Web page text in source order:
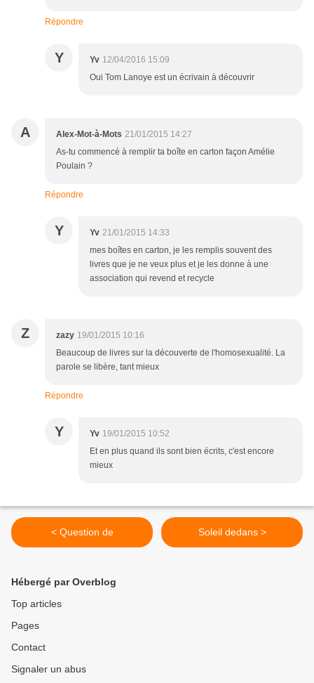
Répondre
Y Yv 12/04/2016 15:09
Oui Tom Lanoye est un écrivain à découvrir
A Alex-Mot-à-Mots 21/01/2015 14:27
As-tu commencé à remplir ta boîte en carton façon Amélie
Poulain ?
Répondre
Y Yv 21/01/2015 14:33
mes boîtes en carton, je les remplis souvent des
livres que je ne veux plus et je les donne à une
association qui revend et recycle
Z zazy 19/01/2015 10:16
Beaucoup de livres sur la découverte de l'homosexualité. La
parole se libère, tant mieux
Répondre
Y Yv 19/01/2015 10:52
Et en plus quand ils sont bien écrits, c'est encore
mieux
< Question de Soleil dedans >
Hébergé par Overblog
Top articles
Pages
Contact
Signaler un abus